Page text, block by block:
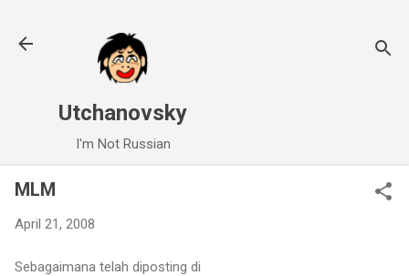
Utchanovsky
I'm Not Russian
MLM
April 21, 2008
Sebagaimana telah diposting di